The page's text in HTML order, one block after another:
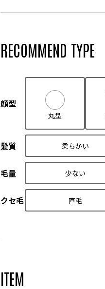
RECOMMEND TYPE
顔型
丸型
髪質 柔らかい
毛量 少ない
クセ毛 直毛
ITEM